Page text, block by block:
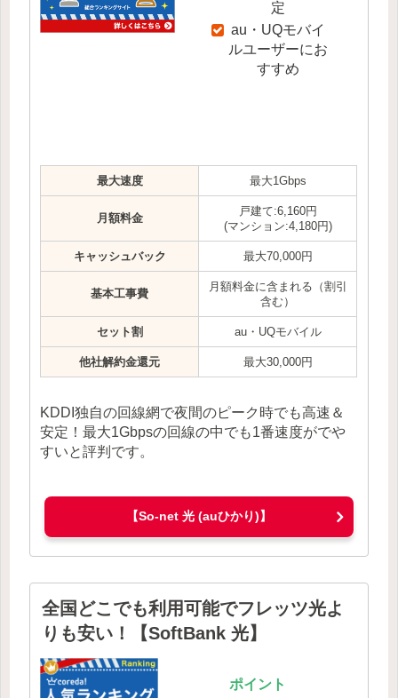
定
au・UQモバイ
ルユーザーにお
すすめ
最大速度 最大1Gbps
月額料金
戸建て:6,160円
(マンション:4,180円)
キャッシュバック 最大70,000円
基本工事費
月額料金に含まれる（割引
含む）
セット割 au・UQモバイル
他社解約金還元 最大30,000円
KDDI独自の回線網で夜間のピーク時でも高速＆
安定！最大1Gbpsの回線の中でも1番速度がでや
すいと評判です。
【So-net 光 (auひかり)】
全国どこでも利用可能でフレッツ光よ
りも安い！【SoftBank 光】
ポイント